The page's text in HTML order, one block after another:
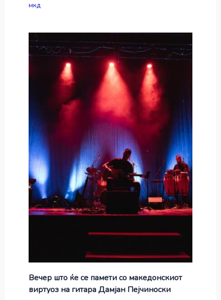
мкд
Вечер што ќе се памети со македонскиот
виртуоз на гитара Дамјан Пејчиноски